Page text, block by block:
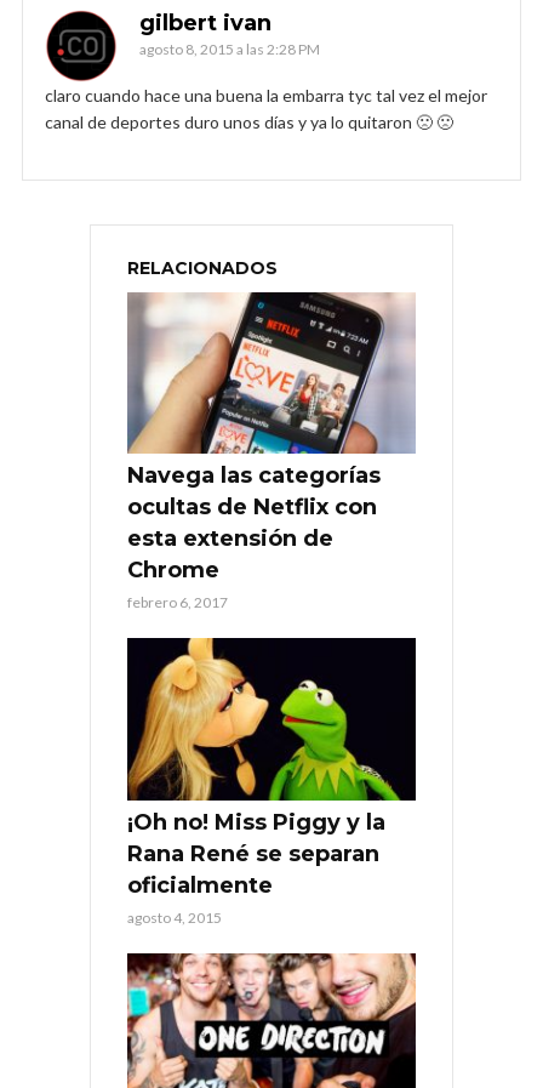
gilbert ivan
agosto 8, 2015 a las 2:28 PM
claro cuando hace una buena la embarra tyc tal vez el mejor
canal de deportes duro unos días y ya lo quitaron 🙁 🙁
RELACIONADOS
Navega las categorías
ocultas de Netflix con
esta extensión de
Chrome
febrero 6, 2017
¡Oh no! Miss Piggy y la
Rana René se separan
oficialmente
agosto 4, 2015